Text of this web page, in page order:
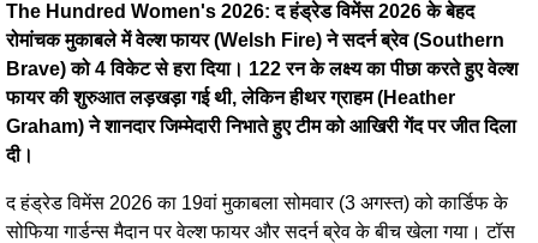
The Hundred Women's 2026: द हंड्रेड विमेंस 2026 के बेहद
रोमांचक मुकाबले में वेल्श फायर (Welsh Fire) ने सदर्न ब्रेव (Southern
Brave) को 4 विकेट से हरा दिया। 122 रन के लक्ष्य का पीछा करते हुए वेल्श
फायर की शुरुआत लड़खड़ा गई थी, लेकिन हीथर ग्राहम (Heather
Graham) ने शानदार जिम्मेदारी निभाते हुए टीम को आखिरी गेंद पर जीत दिला
दी।
द हंड्रेड विमेंस 2026 का 19वां मुकाबला सोमवार (3 अगस्त) को कार्डिफ के
सोफिया गार्डन्स मैदान पर वेल्श फायर और सदर्न ब्रेव के बीच खेला गया। टॉस